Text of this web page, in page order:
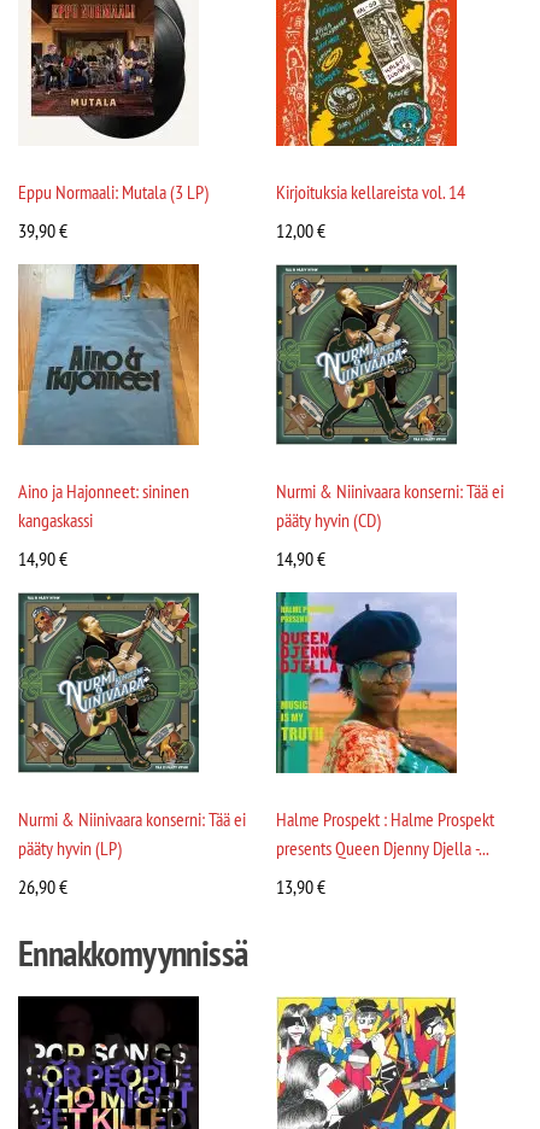
Eppu Normaali: Mutala (3 LP)
39,90€
Kirjoituksia kellareista vol. 14
12,00€
Aino ja Hajonneet: sininen
kangaskassi
14,90€
Nurmi & Niinivaara konserni: Tää ei
pääty hyvin (CD)
14,90€
Nurmi & Niinivaara konserni: Tää ei
pääty hyvin (LP)
26,90€
Halme Prospekt : Halme Prospekt
presents Queen Djenny Djella -...
13,90€
Ennakkomyynnissä